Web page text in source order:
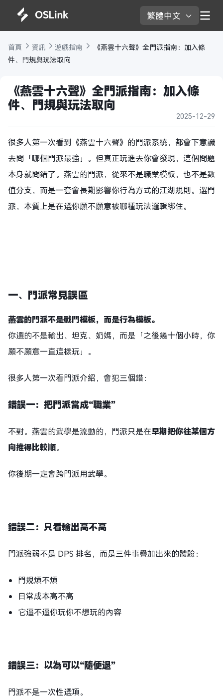
繁體中文
首頁 資訊 遊戲指南
《燕雲十六聲》全門派指南：加入條
件、門規與玩法取向
《燕雲十六聲》全門派指南：加入條
件、門規與玩法取向
2025-12-29
很多人第一次看到《燕雲十六聲》的門派系統，都會下意識
去問「哪個門派最強」。但真正玩進去你會發現，這個問題
本身就問錯了。燕雲的門派，從來不是職業模板，也不是數
值分支，而是一套會長期影響你行為方式的江湖規則。選門
派，本質上是在選你願不願意被哪種玩法邏輯綁住。
一、門派常見誤區
燕雲的門派不是戰鬥模板，而是行為模板。
你選的不是輸出、坦克、奶媽，而是「之後幾十個小時，你
願不願意一直這樣玩」。
很多人第一次看門派介紹，會犯三個錯：
錯誤一：把門派當成“職業”
不對。燕雲的武學是流動的，門派只是在早期把你往某個方
向推得比較順。
你後期一定會跨門派用武學。
錯誤二：只看輸出高不高
門派強弱不是 DPS 排名，而是三件事疊加出來的體驗：
門規煩不煩
日常成本高不高
它逼不逼你玩你不想玩的內容
錯誤三：以為可以“隨便退”
門派不是一次性選項。